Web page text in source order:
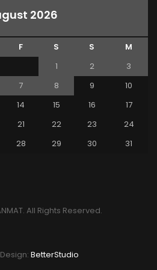
2026
F S S
M
1
2
3
7 8 9
10
14 15 16
17
21 22 23
24
28 29 30
31
All Rights Reserved.
BetterStudio